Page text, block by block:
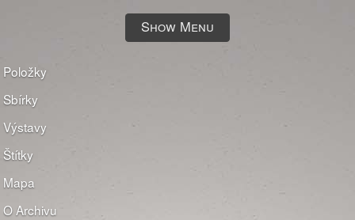
Show Menu
Položky
Sbírky
Výstavy
Štítky
Mapa
O Archivu